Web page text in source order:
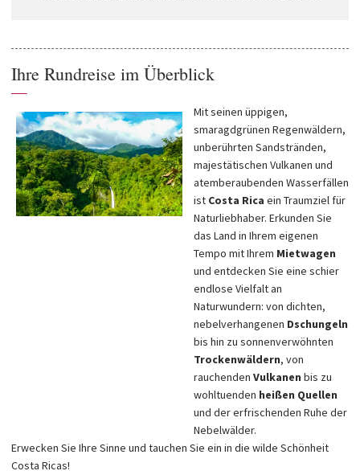
Ihre Rundreise im Überblick
—
Mit seinen üppigen,
smaragdgrünen Regenwäldern,
unberührten Sandstränden,
majestätischen Vulkanen und
atemberaubenden Wasserfällen
ist Costa Rica ein Traumziel für
Naturliebhaber. Erkunden Sie
das Land in Ihrem eigenen
Tempo mit Ihrem Mietwagen
und entdecken Sie eine schier
endlose Vielfalt an
Naturwundern: von dichten,
nebelverhangenen Dschungeln
bis hin zu sonnenverwöhnten
Trockenwäldern, von
rauchenden Vulkanen bis zu
wohltuenden heißen Quellen
und der erfrischenden Ruhe der
Nebelwälder.
Erwecken Sie Ihre Sinne und tauchen Sie ein in die wilde Schönheit
Costa Ricas!